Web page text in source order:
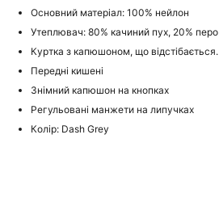
Основний матеріал: 100% нейлон
Утеплювач: 80% качиний пух, 20% перо
Куртка з капюшоном, що відстібається.
Передні кишені
Знімний капюшон на кнопках
Регульовані манжети на липучках
Колір: Dash Grey